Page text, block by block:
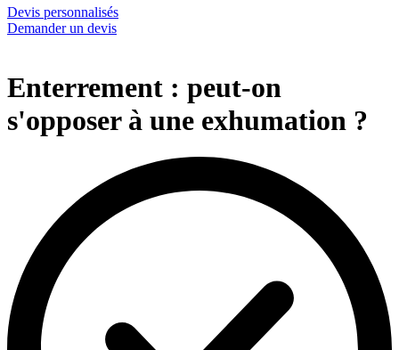
Devis personnalisés
Demander un devis
Enterrement : peut-on
s'opposer à une exhumation ?